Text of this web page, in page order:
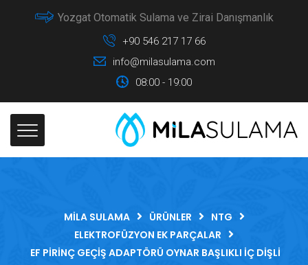
Yozgat Otomatik Sulama ve Zirai Danışmanlık
+90 546 217 17 66
info@milasulama.com
08:00 - 19:00
MILA SULAMA ÜRÜNLER
NTG
ELEKTROFÜZYON EK PARÇALAR
EF PIRINÇ GEÇIŞ ADAPTÖRÜ OYNAR BAŞLIKLI İÇ DIŞLI